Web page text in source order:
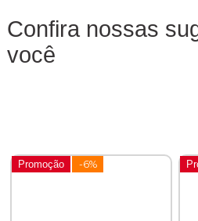
Confira nossas
você
Promoção -6%